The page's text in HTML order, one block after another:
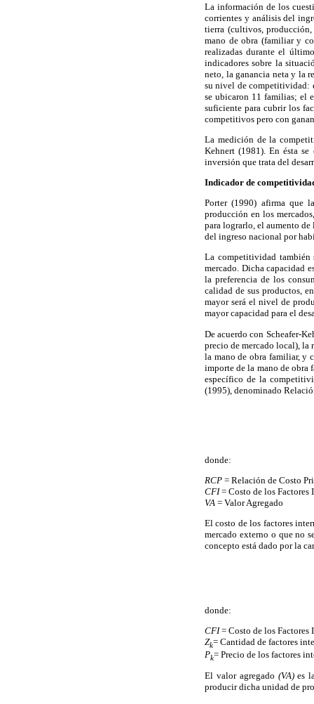
La información de los
corrientes y análisis del
tierra (cultivos,
mano de obra (familiar y
realizadas durante el
indicadores sobre la
neto, la ganancia neta y la
su nivel de competitividad:
se ubicaron 11 familias; el
suficiente para cubrir los
competitivos pero con
La medición de la
Kehnert (1981). En ésta
inversión que trata del
Indicador de
Porter (1990) afirma que
producción en los
para lograrlo, el aumento
del ingreso nacional por
La competitividad también
mercado. Dicha capacidad
la preferencia de los
calidad de sus productos,
mayor será el nivel de
mayor capacidad para el
De acuerdo con Scheafer-
precio de mercado local), la
la mano de obra familiar, y
importe de la mano de
específico de la
(1995), denominado
donde:
RCP = Relación de Costo
CFI= Costo de los Factores
VA = Valor Agregado
El costo de los factores
mercado externo o que no
concepto está dado por la
donde:
CFI= Costo de los Factores
Zk= Cantidad de factores
Pk= Precio de los factores
El valor agregado (VA)es
producir dicha unidad de